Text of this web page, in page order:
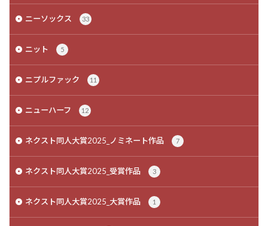
ニーソックス 33
ニット 5
ニプルファック 11
ニューハーフ 12
ネクスト同人大賞2025_ノミネート作品 7
ネクスト同人大賞2025_受賞作品 3
ネクスト同人大賞2025_大賞作品 1